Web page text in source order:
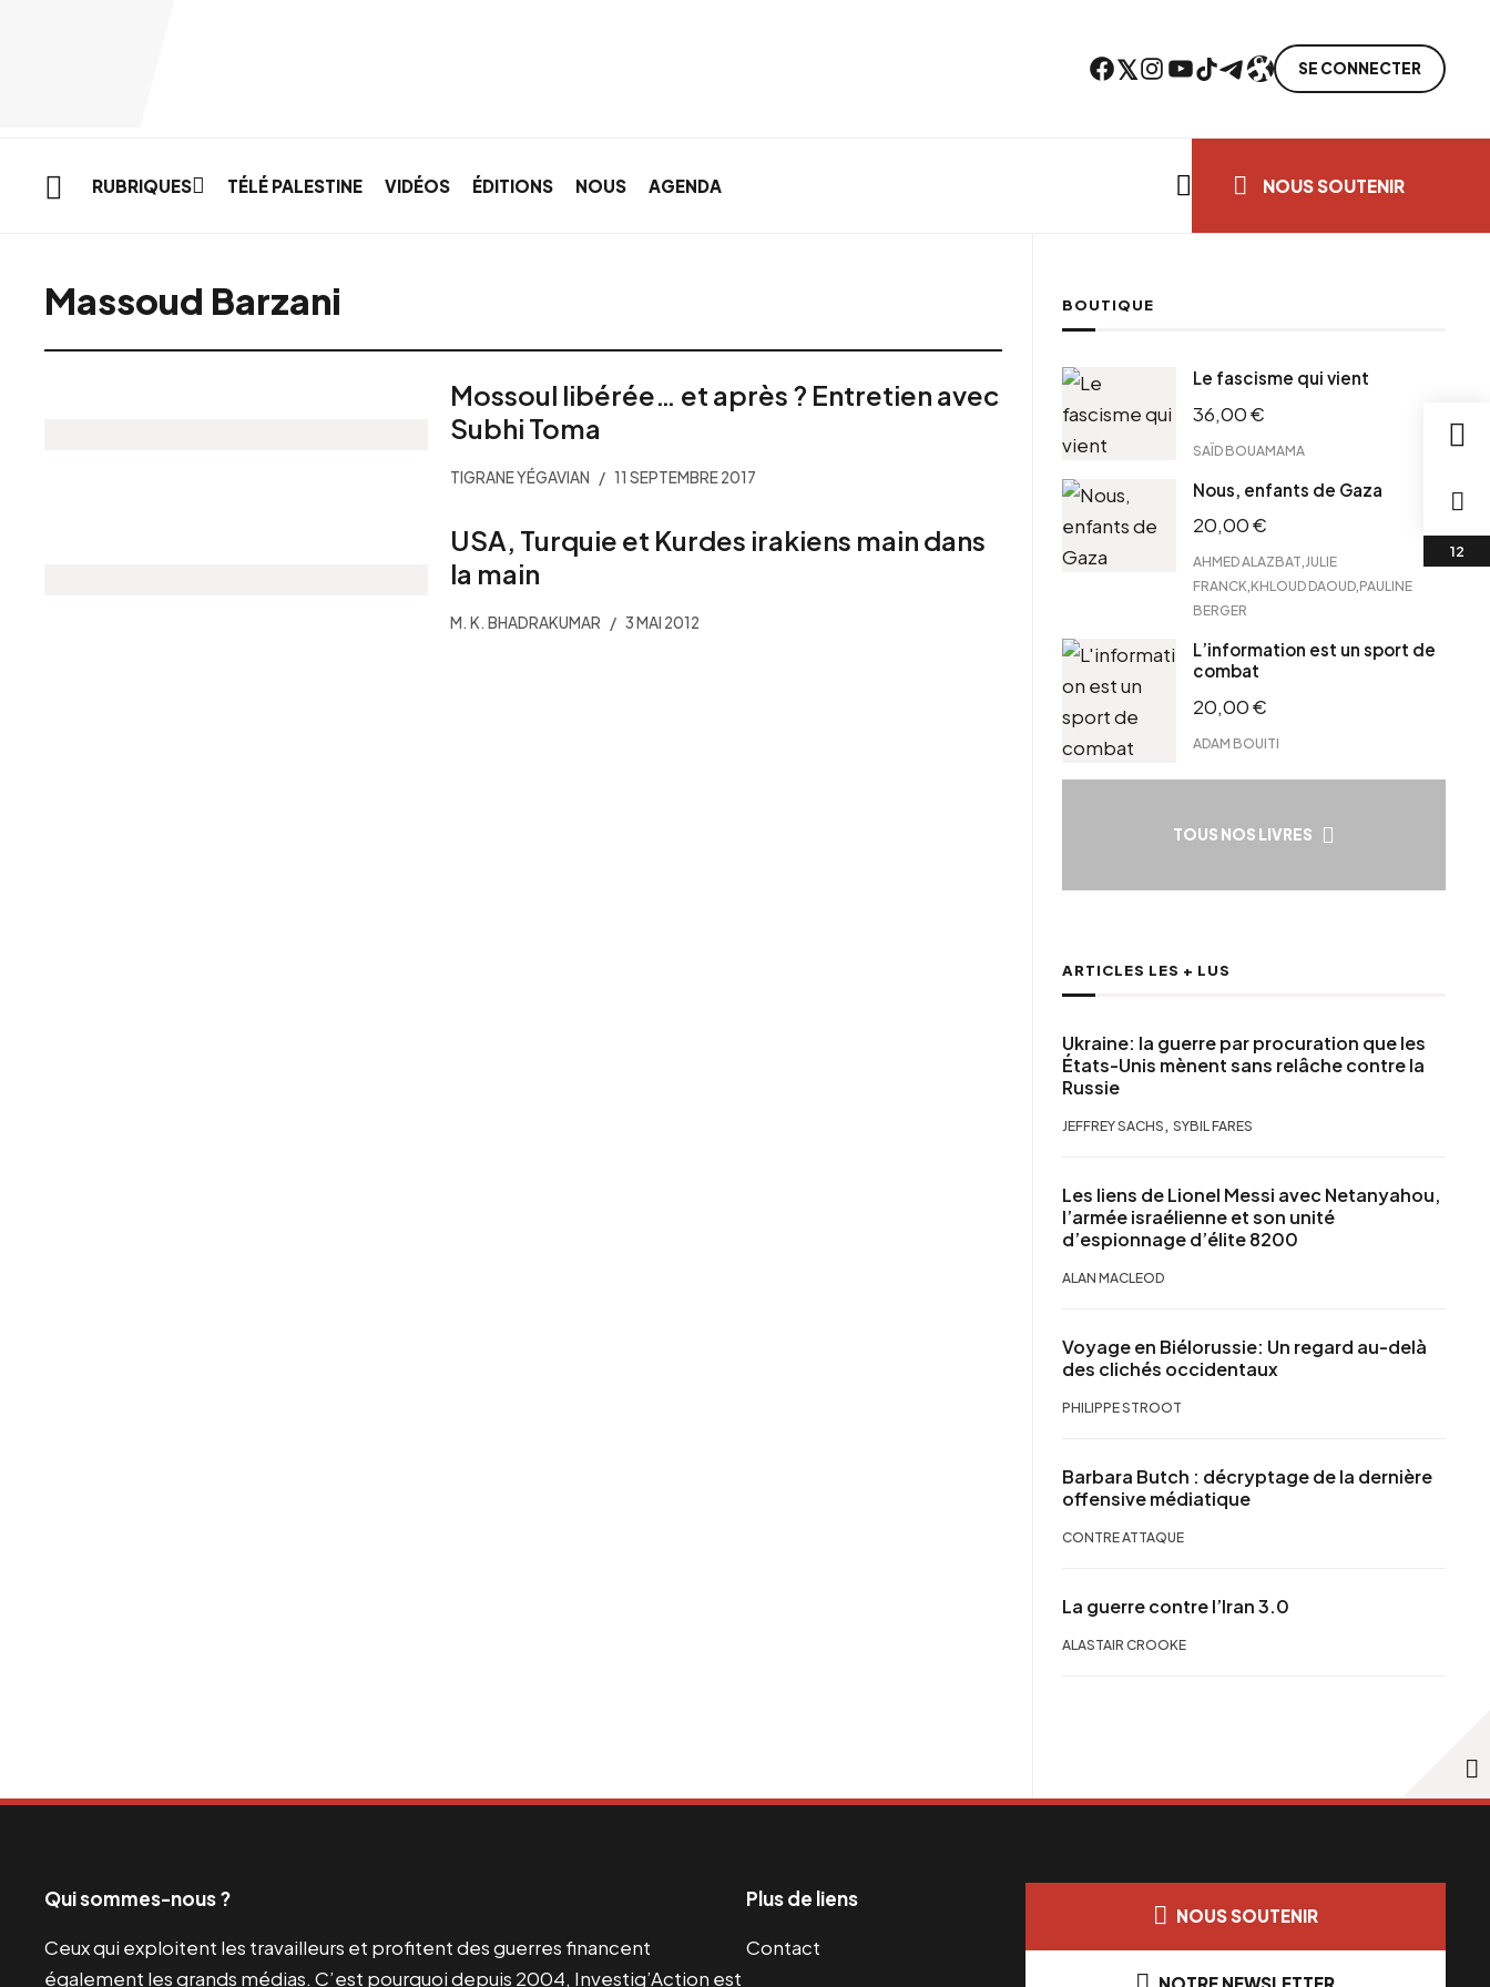
Facebook Twitter Instagram YouTube TikTok TelegramLien SE CONNECTER
RUBRIQUES TÉLÉ PALESTINE VIDÉOS ÉDITIONS NOUS AGENDA NOUS SOUTENIR
Massoud Barzani
Mossoul libérée… et après ? Entretien avec
Subhi Toma
TIGRANE YÉGAVIAN 11 SEPTEMBRE 2017
USA, Turquie et Kurdes irakiens main dans
la main
M. K. BHADRAKUMAR 3 MAI 2012
BOUTIQUE
Le fascisme qui vient
36,00€
SAÏD BOUAMAMA
Nous, enfants de Gaza
20,00€
AHMED ALAZBAT JULIE
FRANCK KHLOUD DAOUD PAULINE
BERGER
L’information est un sport de
combat
20,00€
ADAM BOUITI
TOUS NOS LIVRES
ARTICLES LES + LUS
Ukraine: la guerre par procuration que les
États-Unis mènent sans relâche contre la
Russie
JEFFREY SACHS , SYBIL FARES
Les liens de Lionel Messi avec Netanyahou,
l’armée israélienne et son unité
d’espionnage d’élite 8200
ALAN MACLEOD
Voyage en Biélorussie: Un regard au-delà
des clichés occidentaux
PHILIPPE STROOT
Barbara Butch : décryptage de la dernière
offensive médiatique
CONTRE ATTAQUE
La guerre contre l’Iran 3.0
ALASTAIR CROOKE
Qui sommes-nous ?
Ceux qui exploitent les travailleurs et profitent des guerres financent
également les grands médias. C’est pourquoi depuis 2004, Investig’Action est
Plus de liens
Contact
NOUS SOUTENIR